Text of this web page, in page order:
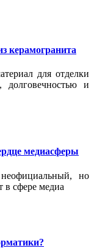
керамогранита
для отделки
долговечностью и
медиасферы
но
в сфере медиа